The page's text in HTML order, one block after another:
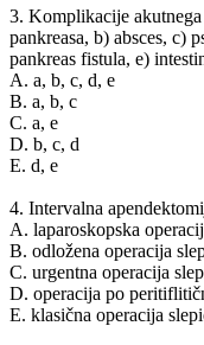
3. Komplikacije
pankreasa, b) absces, c)
pankreas fistula, e)
A. a, b, c, d, e
B. a, b, c
C. a, e
D. b, c, d
E. d, e
4. Intervalna
A. laparoskopska
B. odložena operacija
C. urgentna operacija
D. operacija po
E. klasična operacija